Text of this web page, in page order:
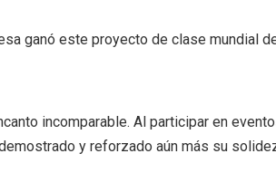
ganó este proyecto de clase mundial
incomparable. Al participar en
y reforzado aún más su